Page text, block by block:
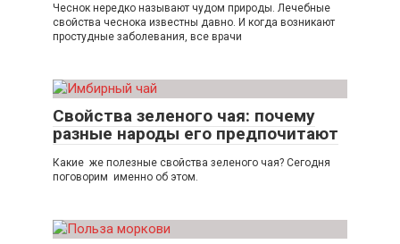
Чеснок нередко называют чудом природы. Лечебные
свойства чеснока известны давно. И когда возникают
простудные заболевания, все врачи
Свойства зеленого чая: почему
разные народы его предпочитают
Какие же полезные свойства зеленого чая? Сегодня
поговорим именно об этом.